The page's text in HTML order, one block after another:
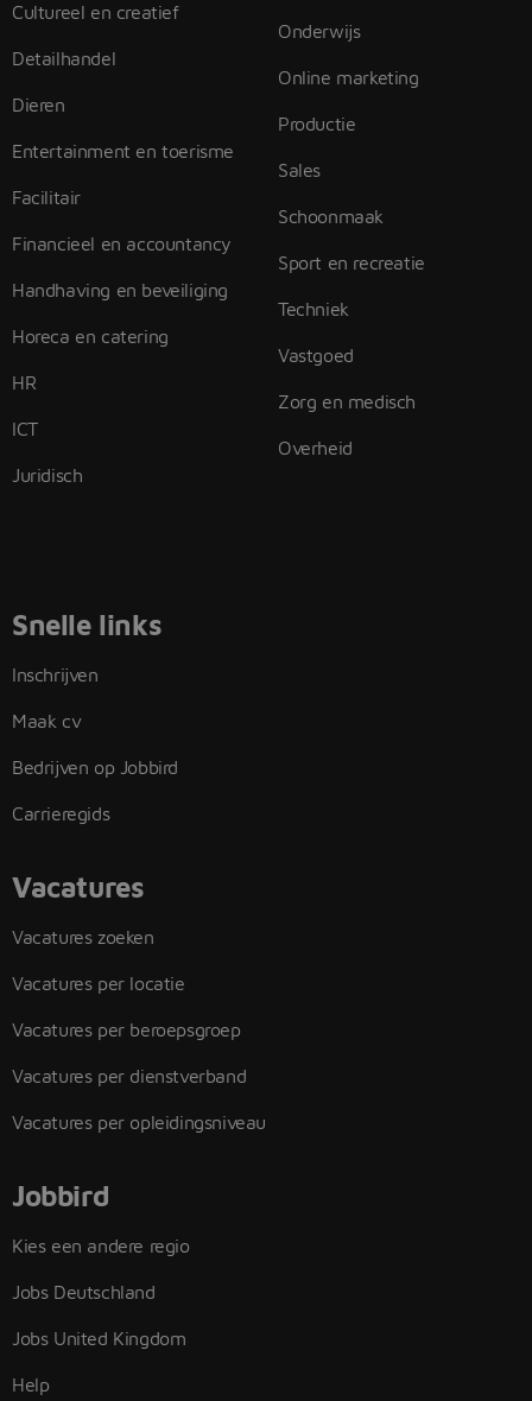
Cultureel en creatief
Detailhandel
Dieren
Entertainment en toerisme
Facilitair
Financieel en accountancy
Handhaving en beveiliging
Horeca en catering
HR
ICT
Juridisch
Onderwijs
Online marketing
Productie
Sales
Schoonmaak
Sport en recreatie
Techniek
Vastgoed
Zorg en medisch
Overheid
Snelle links
Inschrijven
Maak cv
Bedrijven op Jobbird
Carrieregids
Vacatures
Vacatures zoeken
Vacatures per locatie
Vacatures per beroepsgroep
Vacatures per dienstverband
Vacatures per opleidingsniveau
Jobbird
Kies een andere regio
Jobs Deutschland
Jobs United Kingdom
Help